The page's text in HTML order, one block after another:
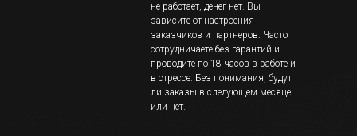
не работает, денег нет. Вы
зависите от настроения
заказчиков и партнеров. Часто
сотрудничаете без гарантий и
проводите по 18 часов в работе и
в стрессе. Без понимания, будут
ли заказы в следующем месяце
или нет.